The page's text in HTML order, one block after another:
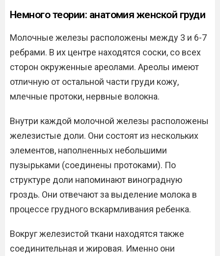
Немного теории: анатомия женской груди
Молочные железы расположены между 3 и 6-7
ребрами. В их центре находятся соски, со всех
сторон окруженные ареолами. Ареолы имеют
отличную от остальной части груди кожу,
млечные протоки, нервные волокна.
Внутри каждой молочной железы расположены
железистые доли. Они состоят из нескольких
элементов, наполненных небольшими
пузырьками (соединены протоками). По
структуре доли напоминают виноградную
гроздь. Они отвечают за выделение молока в
процессе грудного вскармливания ребенка.
Вокруг железистой ткани находятся также
соединительная и жировая. Именно они